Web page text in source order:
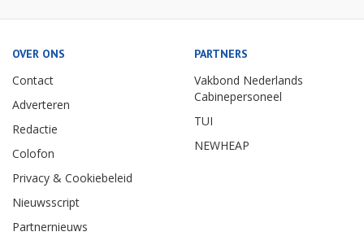
OVER ONS
Contact
Adverteren
Redactie
Colofon
Privacy & Cookiebeleid
Nieuwsscript
Partnernieuws
PARTNERS
Vakbond Nederlands
Cabinepersoneel
TUI
NEWHEAP